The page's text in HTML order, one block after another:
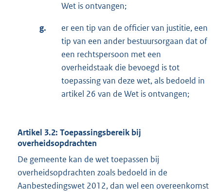
Wet is ontvangen;
g.
er een tip van de officier van justitie, een
tip van een ander bestuursorgaan dat of
een rechtspersoon met een
overheidstaak die bevoegd is tot
toepassing van deze wet, als bedoeld in
artikel 26 van de Wet is ontvangen;
Artikel 3.2: Toepassingsbereik bij
overheidsopdrachten
De gemeente kan de wet toepassen bij
overheidsopdrachten zoals bedoeld in de
Aanbestedingswet 2012, dan wel een overeenkomst